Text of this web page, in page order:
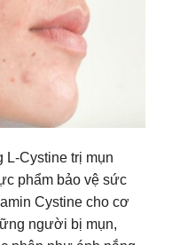
L-Cystine trị mụn
phẩm bảo vệ sức
Cystine cho cơ
người bị mụn,